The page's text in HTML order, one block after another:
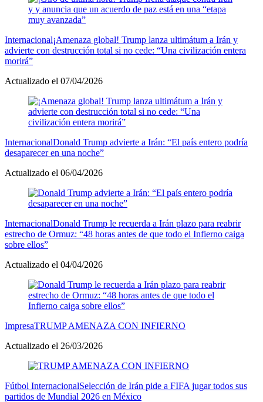
Internacional¡Amenaza global! Trump lanza ultimátum a Irán y
advierte con destrucción total si no cede: “Una civilización entera
morirá”
Actualizado el 07/04/2026
InternacionalDonald Trump advierte a Irán: “El país entero podría
desaparecer en una noche”
Actualizado el 06/04/2026
InternacionalDonald Trump le recuerda a Irán plazo para reabrir
estrecho de Ormuz: “48 horas antes de que todo el Infierno caiga
sobre ellos”
Actualizado el 04/04/2026
ImpresaTRUMP AMENAZA CON INFIERNO
Actualizado el 26/03/2026
Fútbol InternacionalSelección de Irán pide a FIFA jugar todos sus
partidos de Mundial 2026 en México